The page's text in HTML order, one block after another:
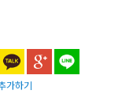
가하기